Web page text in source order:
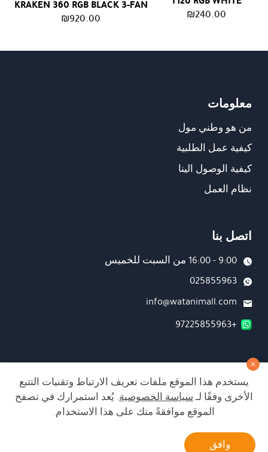
₪240.00
KRAKEN 360 RGB BLACK 3-FAN
₪920.00
معلومات
من هو وطني مول
كيفية عمل الطلبية
كيفية الوصول الينا
نظام العمل
اتصل بنا
9:00 - 16:00 من السبت للخميس
025855963
info@watanimall.com
+97225855963
فروع
تابعونا على صفحة الفيسبوك
تابعونا على انستغرام
يستخدم هذا الموقع ملفات تعريف الارتباط وتقنيات التتبع
الأخرى وفقًا لـسياسة الخصوصية. يُعد استمرارك في تصفح
الموقع موافقةً منك على هذا الاستخدام.
وافق